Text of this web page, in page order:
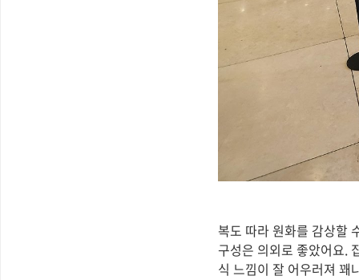
복도 따라 원화를 감상할
구성은 의외로 좋았어요.
식 느낌이 잘 어우러져 꽤